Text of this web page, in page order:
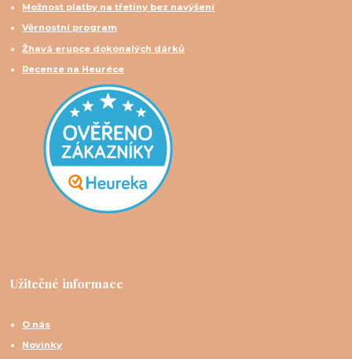
Možnost platby na třetiny bez navýšení
Věrnostní program
Žhavá erupce dokonalých dárků
Recenze na Heuréce
Užitečné informace
O nás
Novinky